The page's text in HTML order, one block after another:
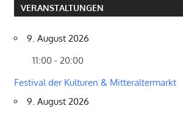
VERANSTALTUNGEN
9. August 2026
11:00 - 20:00
Festival der Kulturen & Mitteraltermarkt
9. August 2026